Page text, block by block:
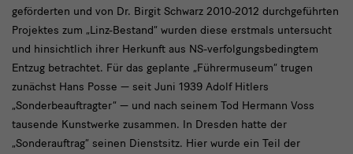
geförderten und von Dr. Birgit Schwarz 2010-2012 durchgeführten
Projektes zum „Linz-Bestand“ wurden diese erstmals untersucht
und hinsichtlich ihrer Herkunft aus NS-verfolgungsbedingtem
Entzug betrachtet. Für das geplante „Führermuseum“ trugen
zunächst Hans Posse — seit Juni 1939 Adolf Hitlers
„Sonderbeauftragter“ — und nach seinem Tod Hermann Voss
tausende Kunstwerke zusammen. In Dresden hatte der
„Sonderauftrag“ seinen Dienstsitz. Hier wurde ein Teil der